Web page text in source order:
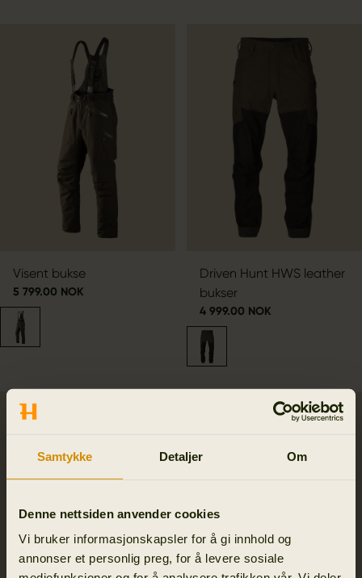
Samtykke Detaljer Om
Denne nettsiden anvender cookies
Vi bruker informasjonskapsler for å gi innhold og
annonser et personlig preg, for å levere sosiale
Visent bukse
5 799.00 NOK
Driven Hunt HWS leather
bukser
4 999.00 NOK
SALE